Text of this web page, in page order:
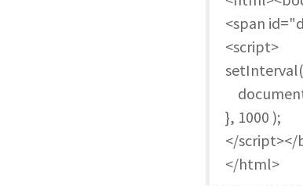
<span
<script>
}, 1000 );
</script></
</html>